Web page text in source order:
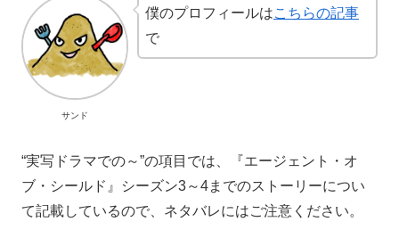
サンド
僕のプロフィールはこちらの記事
で
“実写ドラマでの～”の項目では、『エージェント・オ
ブ・シールド』シーズン3～4までのストーリーについ
て記載しているので、ネタバレにはご注意ください。